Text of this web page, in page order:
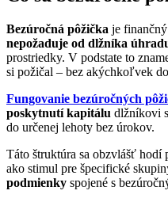
Bezúročná pôžička je
nepožaduje od dlžníka
prostriedky. V podstate to
si požičal – bez akýchkoľvek
Fungovanie bezúročných
poskytnutí kapitálu dlžníkovi
do určenej lehoty bez úrokov.
Táto štruktúra sa obzvlášť hodí
ako stimul pre špecifické
podmienky spojené s